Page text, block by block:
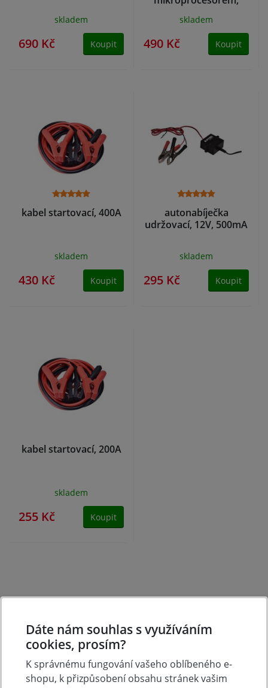
skladem
690 Kč Koupit
skladem
490 Kč Koupit
kabel startovací, 400A
skladem
430 Kč Koupit
autonabíječka
udržovací, 12V, 500mA
skladem
295 Kč Koupit
kabel startovací, 200A
skladem
255 Kč Koupit
Dáte nám souhlas s využíváním
cookies, prosím?
K správnému fungování vašeho oblíbeného e-
shopu, k přizpůsobení obsahu stránek vašim